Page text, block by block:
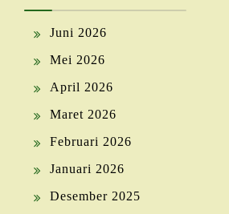
Juni 2026
Mei 2026
April 2026
Maret 2026
Februari 2026
Januari 2026
Desember 2025